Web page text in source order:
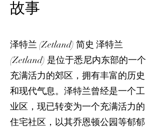
故事
泽特兰 (Zetland) 简史 泽特兰
(Zetland) 是位于悉尼内东部的一个
充满活力的郊区，拥有丰富的历史
和现代气息。泽特兰曾经是一个工
业区，现已转变为一个充满活力的
住宅社区，以其乔恩顿公园等郁郁